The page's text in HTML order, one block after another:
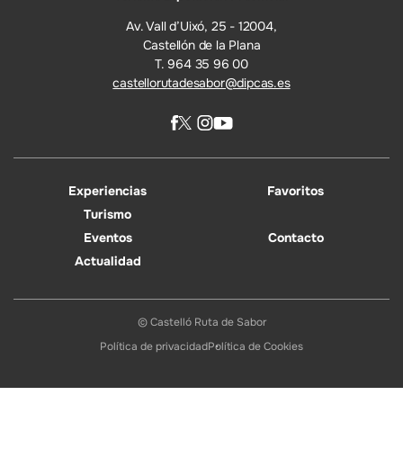
Av. Vall d’Uixó, 25 - 12004,
Castellón de la Plana
T. 964 35 96 00
castellorutadesabor@dipcas.es
Experiencias
Turismo
Eventos
Actualidad
Favoritos
Contacto
© Castelló Ruta de Sabor
Política de privacidadPolítica de Cookies